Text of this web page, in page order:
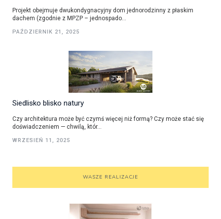
Projekt obejmuje dwukondygnacyjny dom jednorodzinny z płaskim
dachem (zgodnie z MPZP – jednospado...
PAŹDZIERNIK 21, 2025
Siedlisko blisko natury
Czy architektura może być czymś więcej niż formą? Czy może stać się
doświadczeniem — chwilą, któr...
WRZESIEŃ 11, 2025
WASZE REALIZACJE